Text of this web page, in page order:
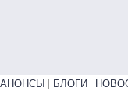
Primary links bottom
АНОНСЫ БЛОГИ